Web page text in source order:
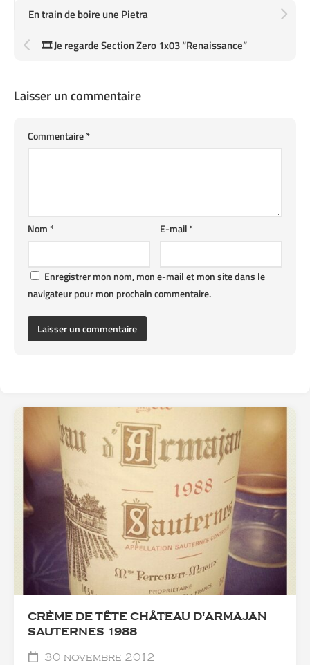
En train de boire une Pietra
🎞️ Je regarde Section Zero 1x03 “Renaissance”
Laisser un commentaire
Commentaire*
E-mail*
Nom*
Enregistrer mon nom, mon e-mail et mon site dans le
navigateur pour mon prochain commentaire.
CRÈME DE TÊTE CHÂTEAU D'ARMAJAN
SAUTERNES 1988
30 novembre 2012